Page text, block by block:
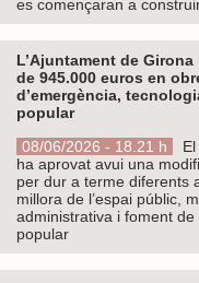
es començaran a
L’Ajuntament de
de 945.000 euros en
d’emergència,
popular
08/06/2026 - 18.21 h
ha aprovat avui una
per dur a terme diferents
millora de l’espai públic,
administrativa i foment de
popular